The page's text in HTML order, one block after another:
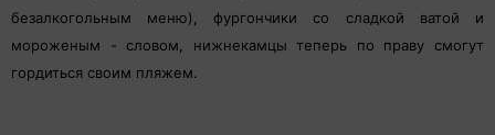
безалкогольным меню), фургончики со сладкой ватой и
мороженым - словом, нижнекамцы теперь по праву смогут
гордиться своим пляжем.